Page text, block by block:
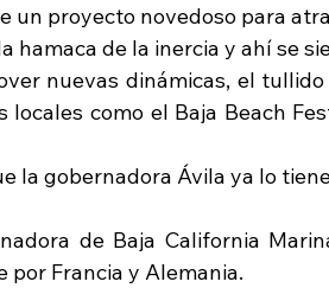
un proyecto novedoso para
hamaca de la inercia y ahí se
nuevas dinámicas, el
como el Baja Beach
la gobernadora Ávila ya lo
de Baja California
por Francia y Alemania.